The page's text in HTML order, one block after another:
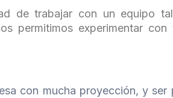
de trabajar con un equipo
permitimos experimentar
con mucha proyección, y